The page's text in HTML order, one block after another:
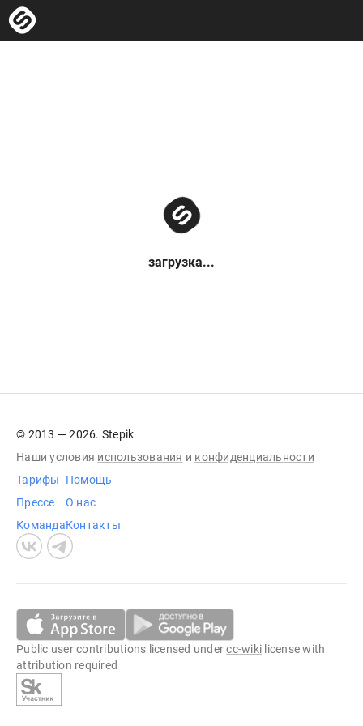
загрузка...
© 2013 — 2026. Stepik
Наши условия использования и конфиденциальности
Тарифы
Прессе
Команда
Помощь
О нас
Контакты
Public user contributions licensed undercc-wiki license with
attribution required